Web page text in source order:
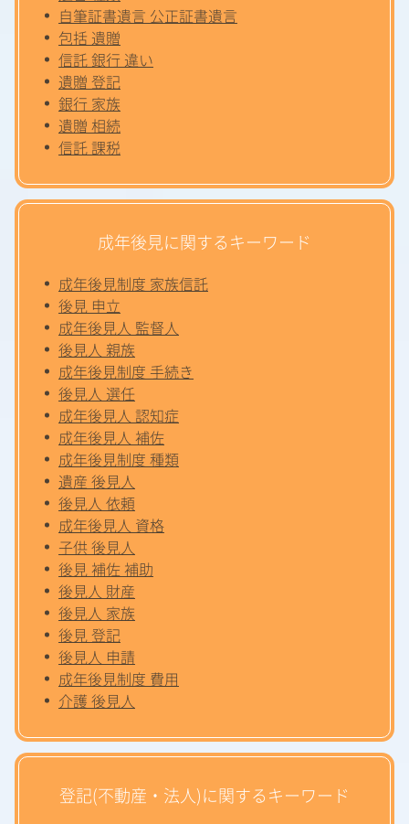
自筆証書遺言 公正証書遺言
包括 遺贈
信託 銀行 違い
遺贈 登記
銀行 家族
遺贈 相続
信託 課税
成年後見に関するキーワード
成年後見制度 家族信託
後見 申立
成年後見人 監督人
後見人 親族
成年後見制度 手続き
後見人 選任
成年後見人 認知症
成年後見人 補佐
成年後見制度 種類
遺産 後見人
後見人 依頼
成年後見人 資格
子供 後見人
後見 補佐 補助
後見人 財産
後見人 家族
後見 登記
後見人 申請
成年後見制度 費用
介護 後見人
登記(不動産・法人)に関するキーワード